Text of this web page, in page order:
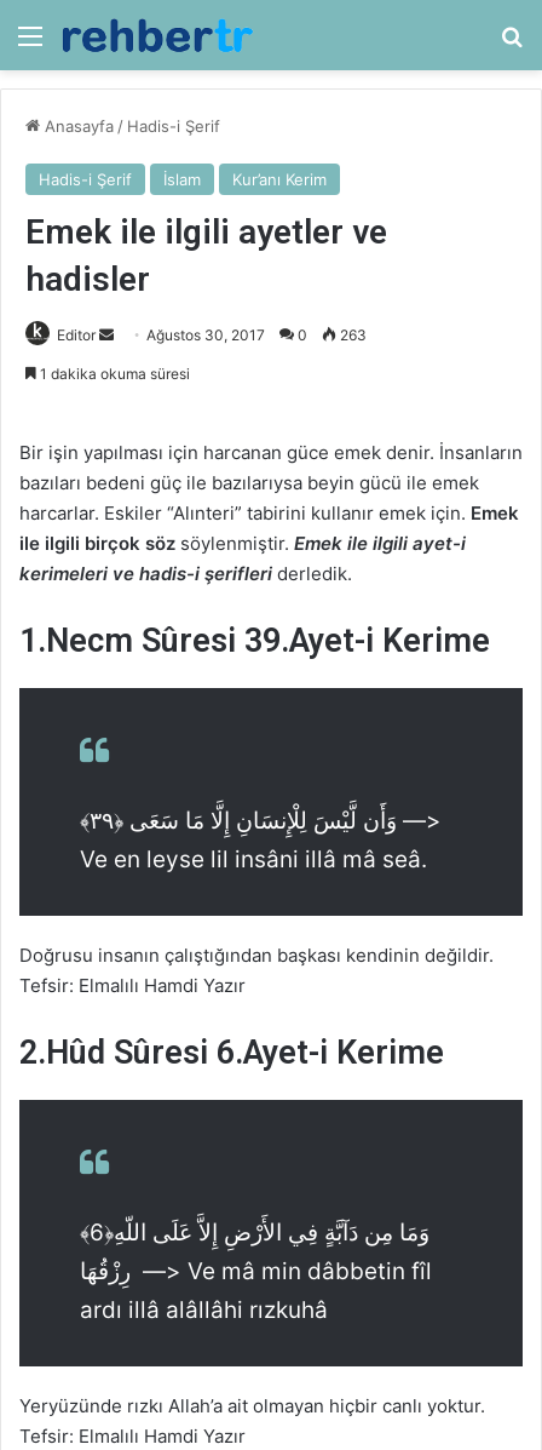
Menü
Anasayfa / Hadis-i Şerif
Hadis-i Şerif İslam Kur’anı Kerim
Emek ile ilgili ayetler ve
hadisler
Editor
Bir
Ağustos 30, 2017 0 263
1 dakika okuma süresi
Bir işin yapılması için harcanan güce emek denir. İnsanların
bazıları bedeni güç ile bazılarıysa beyin gücü ile emek
harcarlar. Eskiler “Alınteri” tabirini kullanır emek için. Emek
ile ilgili birçok söz söylenmiştir. Emek ile ilgili ayet-i
kerimeleri ve hadis-i şerifleri derledik.
1.Necm Sûresi 39.Ayet-i Kerime
﴾وَأَن لَّيْسَ لِلْإِنسَانِ إِلَّا مَا سَعَى ﴿٣٩ —>
Ve en leyse lil insâni illâ mâ seâ.
Doğrusu insanın çalıştığından başkası kendinin değildir.
Tefsir: Elmalılı Hamdi Yazır
2.Hûd Sûresi 6.Ayet-i Kerime
﴾6﴿وَمَا مِن دَآبَّةٍ فِي الأَرْضِ إِلاَّ عَلَى اللّهِ
رِزْقُهَا —> Ve mâ min dâbbetin fîl
ardı illâ alâllâhi rızkuhâ
Yeryüzünde rızkı Allah’a ait olmayan hiçbir canlı yoktur.
Tefsir: Elmalılı Hamdi Yazır